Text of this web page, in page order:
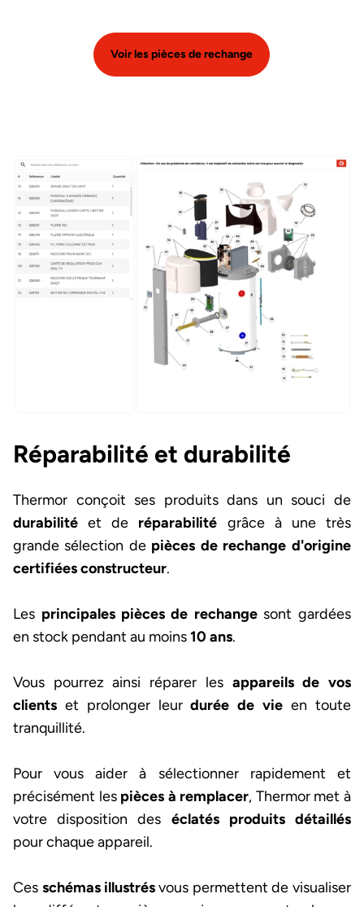
Voir les pièces de rechange
Image et texte
Réparabilité et durabilité
Thermor conçoit ses produits dans un souci de
durabilitéet de réparabilité grâce à une très
grande sélection de pièces de rechange d'origine
certifiées constructeur.
Les principales pièces de rechange sont gardées
en stock pendant au moins10 ans.
Vous pourrez ainsi réparer les appareils de vos
clients et prolonger leurdurée de vie en toute
tranquillité.
Pour vous aider à sélectionner rapidement et
précisément les pièces à remplacer, Thermor met à
votre disposition des éclatés produits détaillés
pour chaque appareil.
Ces schémas illustrésvous permettent de visualiser